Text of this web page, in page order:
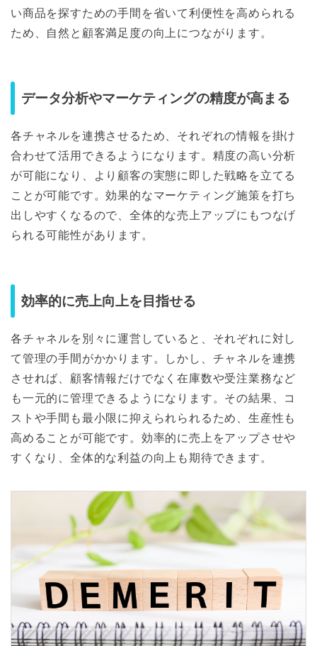
い商品を探すための手間を省いて利便性を高められる
ため、自然と顧客満足度の向上につながります。
データ分析やマーケティングの精度が高まる
各チャネルを連携させるため、それぞれの情報を掛け
合わせて活用できるようになります。精度の高い分析
が可能になり、より顧客の実態に即した戦略を立てる
ことが可能です。効果的なマーケティング施策を打ち
出しやすくなるので、全体的な売上アップにもつなげ
られる可能性があります。
効率的に売上向上を目指せる
各チャネルを別々に運営していると、それぞれに対し
て管理の手間がかかります。しかし、チャネルを連携
させれば、顧客情報だけでなく在庫数や受注業務など
も一元的に管理できるようになります。その結果、コ
ストや手間も最小限に抑えられられるため、生産性も
高めることが可能です。効率的に売上をアップさせや
すくなり、全体的な利益の向上も期待できます。